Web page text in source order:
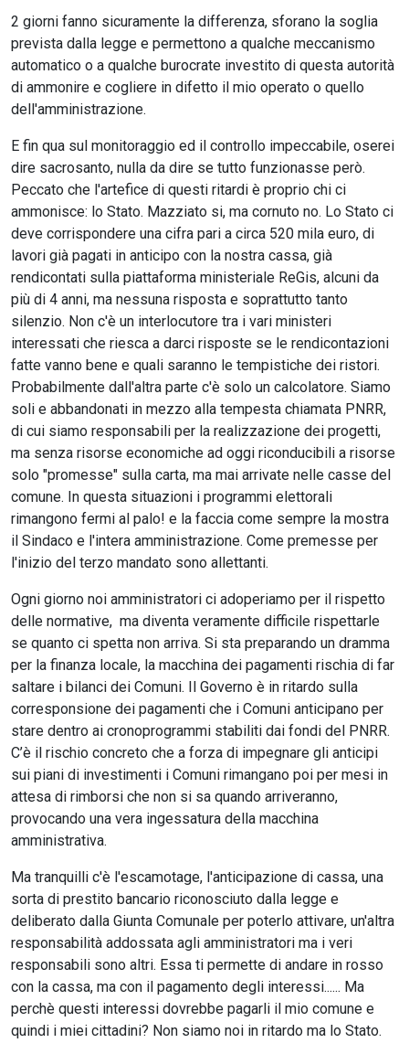
2 giorni fanno sicuramente la differenza, sforano la soglia
prevista dalla legge e permettono a qualche meccanismo
automatico o a qualche burocrate investito di questa autorità
di ammonire e cogliere in difetto il mio operato o quello
dell'amministrazione.
E fin qua sul monitoraggio ed il controllo impeccabile, oserei
dire sacrosanto, nulla da dire se tutto funzionasse però.
Peccato che l'artefice di questi ritardi è proprio chi ci
ammonisce: lo Stato. Mazziato si, ma cornuto no. Lo Stato ci
deve corrispondere una cifra pari a circa 520 mila euro, di
lavori già pagati in anticipo con la nostra cassa, già
rendicontati sulla piattaforma ministeriale ReGis, alcuni da
più di 4 anni, ma nessuna risposta e soprattutto tanto
silenzio. Non c'è un interlocutore tra i vari ministeri
interessati che riesca a darci risposte se le rendicontazioni
fatte vanno bene e quali saranno le tempistiche dei ristori.
Probabilmente dall'altra parte c'è solo un calcolatore. Siamo
soli e abbandonati in mezzo alla tempesta chiamata PNRR,
di cui siamo responsabili per la realizzazione dei progetti,
ma senza risorse economiche ad oggi riconducibili a risorse
solo "promesse" sulla carta, ma mai arrivate nelle casse del
comune. In questa situazioni i programmi elettorali
rimangono fermi al palo! e la faccia come sempre la mostra
il Sindaco e l'intera amministrazione. Come premesse per
l'inizio del terzo mandato sono allettanti.
Ogni giorno noi amministratori ci adoperiamo per il rispetto
delle normative, ma diventa veramente difficile rispettarle
se quanto ci spetta non arriva. Si sta preparando un dramma
per la finanza locale, la macchina dei pagamenti rischia di far
saltare i bilanci dei Comuni. Il Governo è in ritardo sulla
corresponsione dei pagamenti che i Comuni anticipano per
stare dentro ai cronoprogrammi stabiliti dai fondi del PNRR.
C’è il rischio concreto che a forza di impegnare gli anticipi
sui piani di investimenti i Comuni rimangano poi per mesi in
attesa di rimborsi che non si sa quando arriveranno,
provocando una vera ingessatura della macchina
amministrativa.
Ma tranquilli c'è l'escamotage, l'anticipazione di cassa, una
sorta di prestito bancario riconosciuto dalla legge e
deliberato dalla Giunta Comunale per poterlo attivare, un'altra
responsabilità addossata agli amministratori ma i veri
responsabili sono altri. Essa ti permette di andare in rosso
con la cassa, ma con il pagamento degli interessi...... Ma
perchè questi interessi dovrebbe pagarli il mio comune e
quindi i miei cittadini? Non siamo noi in ritardo ma lo Stato.